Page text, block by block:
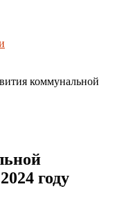
коммунальной
году